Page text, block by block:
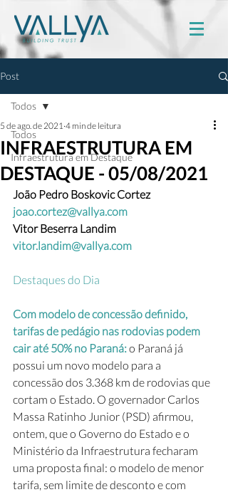
Post
Todos
Infraestrutura em Destaque
Todos
INFRAESTRUTURA EM
DESTAQUE - 05/08/2021
5 de ago. de 2021 4 min de leitura
João Pedro Boskovic Cortez
joao.cortez@vallya.com
Vitor Beserra Landim
vitor.landim@vallya.com
Destaques do Dia
Com modelo de concessão definido,
tarifas de pedágio nas rodovias podem
cair até 50% no Paraná: o Paraná já
possui um novo modelo para a
concessão dos 3.368 km de rodovias que
cortam o Estado. O governador Carlos
Massa Ratinho Junior (PSD) afirmou,
ontem, que o Governo do Estado e o
Ministério da Infraestrutura fecharam
uma proposta final: o modelo de menor
tarifa, sem limite de desconto e com